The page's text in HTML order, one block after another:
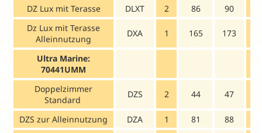
DZ Lux mit Terasse
DLXT 2 86 90
Dz Lux mit Terasse
Alleinnutzung
DXA 1 165 173
Ultra Marine:
70441UMM
Doppelzimmer
Standard
DZS 2 44 47
DZS zur Alleinnutzung DZA 1 81 88